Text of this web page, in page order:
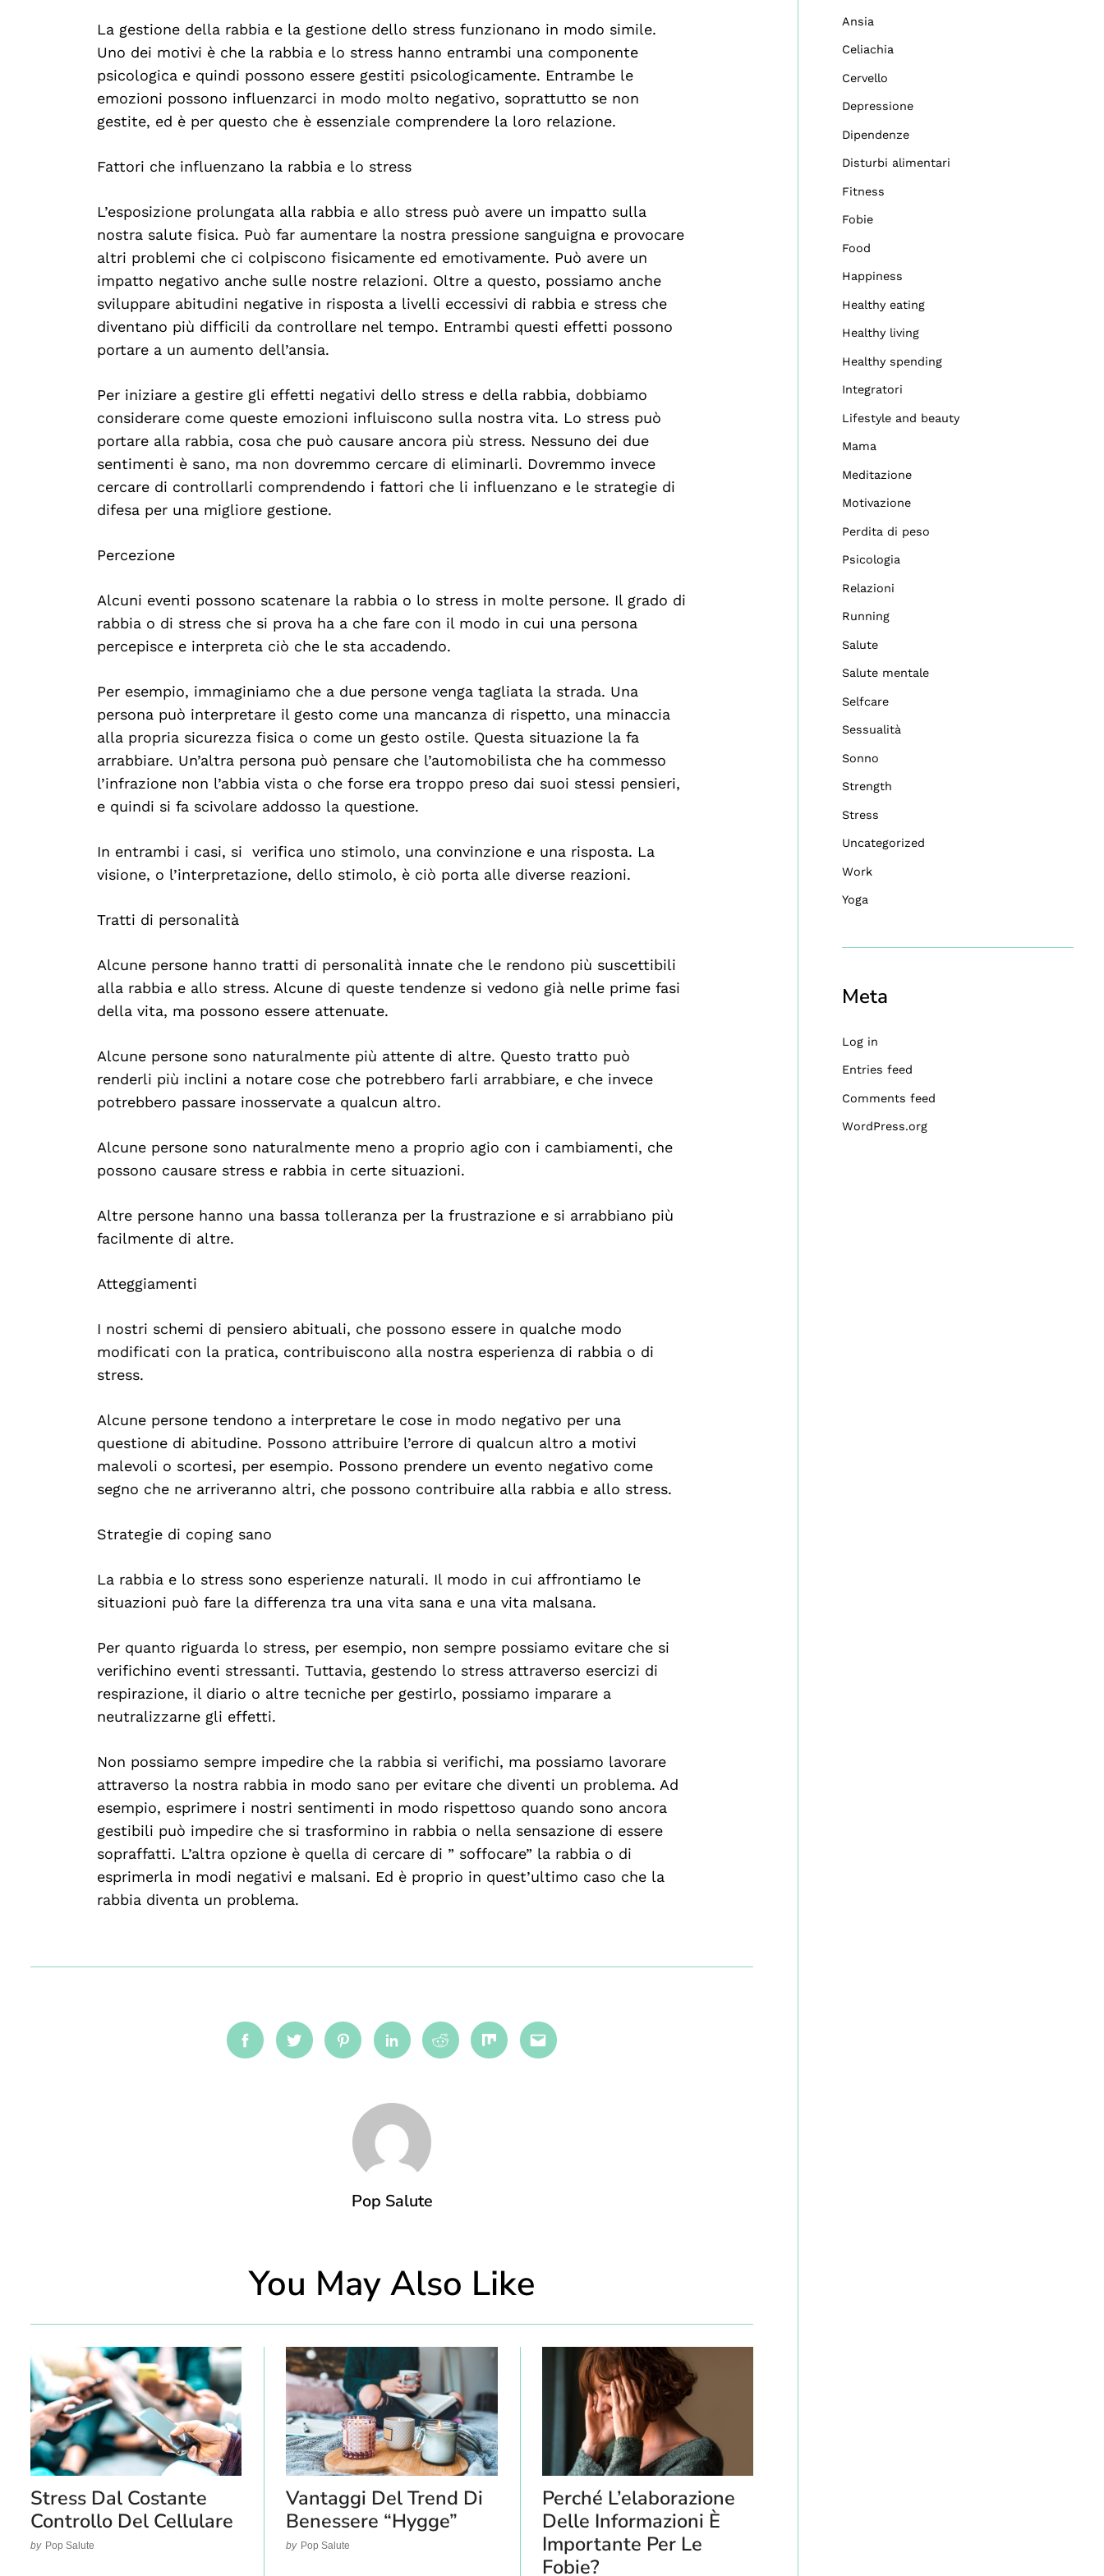
La gestione della rabbia e la gestione dello stress funzionano in modo simile.
Uno dei motivi è che la rabbia e lo stress hanno entrambi una componente
psicologica e quindi possono essere gestiti psicologicamente. Entrambe le
emozioni possono influenzarci in modo molto negativo, soprattutto se non
gestite, ed è per questo che è essenziale comprendere la loro relazione.
Fattori che influenzano la rabbia e lo stress
L’esposizione prolungata alla rabbia e allo stress può avere un impatto sulla
nostra salute fisica. Può far aumentare la nostra pressione sanguigna e provocare
altri problemi che ci colpiscono fisicamente ed emotivamente. Può avere un
impatto negativo anche sulle nostre relazioni. Oltre a questo, possiamo anche
sviluppare abitudini negative in risposta a livelli eccessivi di rabbia e stress che
diventano più difficili da controllare nel tempo. Entrambi questi effetti possono
portare a un aumento dell’ansia.
Per iniziare a gestire gli effetti negativi dello stress e della rabbia, dobbiamo
considerare come queste emozioni influiscono sulla nostra vita. Lo stress può
portare alla rabbia, cosa che può causare ancora più stress. Nessuno dei due
sentimenti è sano, ma non dovremmo cercare di eliminarli. Dovremmo invece
cercare di controllarli comprendendo i fattori che li influenzano e le strategie di
difesa per una migliore gestione.
Percezione
Alcuni eventi possono scatenare la rabbia o lo stress in molte persone. Il grado di
rabbia o di stress che si prova ha a che fare con il modo in cui una persona
percepisce e interpreta ciò che le sta accadendo.
Per esempio, immaginiamo che a due persone venga tagliata la strada. Una
persona può interpretare il gesto come una mancanza di rispetto, una minaccia
alla propria sicurezza fisica o come un gesto ostile. Questa situazione la fa
arrabbiare. Un’altra persona può pensare che l’automobilista che ha commesso
l’infrazione non l’abbia vista o che forse era troppo preso dai suoi stessi pensieri,
e quindi si fa scivolare addosso la questione.
In entrambi i casi, si verifica uno stimolo, una convinzione e una risposta. La
visione, o l’interpretazione, dello stimolo, è ciò porta alle diverse reazioni.
Tratti di personalità
Alcune persone hanno tratti di personalità innate che le rendono più suscettibili
alla rabbia e allo stress. Alcune di queste tendenze si vedono già nelle prime fasi
della vita, ma possono essere attenuate.
Alcune persone sono naturalmente più attente di altre. Questo tratto può
renderli più inclini a notare cose che potrebbero farli arrabbiare, e che invece
potrebbero passare inosservate a qualcun altro.
Alcune persone sono naturalmente meno a proprio agio con i cambiamenti, che
possono causare stress e rabbia in certe situazioni.
Altre persone hanno una bassa tolleranza per la frustrazione e si arrabbiano più
facilmente di altre.
Atteggiamenti
I nostri schemi di pensiero abituali, che possono essere in qualche modo
modificati con la pratica, contribuiscono alla nostra esperienza di rabbia o di
stress.
Alcune persone tendono a interpretare le cose in modo negativo per una
questione di abitudine. Possono attribuire l’errore di qualcun altro a motivi
malevoli o scortesi, per esempio. Possono prendere un evento negativo come
segno che ne arriveranno altri, che possono contribuire alla rabbia e allo stress.
Strategie di coping sano
La rabbia e lo stress sono esperienze naturali. Il modo in cui affrontiamo le
situazioni può fare la differenza tra una vita sana e una vita malsana.
Per quanto riguarda lo stress, per esempio, non sempre possiamo evitare che si
verifichino eventi stressanti. Tuttavia, gestendo lo stress attraverso esercizi di
respirazione, il diario o altre tecniche per gestirlo, possiamo imparare a
neutralizzarne gli effetti.
Non possiamo sempre impedire che la rabbia si verifichi, ma possiamo lavorare
attraverso la nostra rabbia in modo sano per evitare che diventi un problema. Ad
esempio, esprimere i nostri sentimenti in modo rispettoso quando sono ancora
gestibili può impedire che si trasformino in rabbia o nella sensazione di essere
sopraffatti. L’altra opzione è quella di cercare di ” soffocare” la rabbia o di
esprimerla in modi negativi e malsani. Ed è proprio in quest’ultimo caso che la
rabbia diventa un problema.
FacebookTwitterPinterestLinkedinRedditMix Email
Pop Salute
You May Also Like
Stress Dal Costante
Controllo Del Cellulare
by Pop Salute
Vantaggi Del Trend Di
Benessere “Hygge”
by Pop Salute
Perché L’elaborazione
Delle Informazioni È
Importante Per Le
Fobie?
Ansia
Celiachia
Cervello
Depressione
Dipendenze
Disturbi alimentari
Fitness
Fobie
Food
Happiness
Healthy eating
Healthy living
Healthy spending
Integratori
Lifestyle and beauty
Mama
Meditazione
Motivazione
Perdita di peso
Psicologia
Relazioni
Running
Salute
Salute mentale
Selfcare
Sessualità
Sonno
Strength
Stress
Uncategorized
Work
Yoga
Meta
Log in
Entries feed
Comments feed
WordPress.org